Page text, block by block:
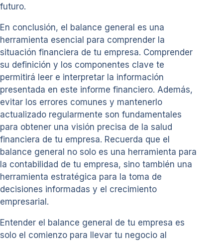
futuro.
En conclusión, el balance general es una
herramienta esencial para comprender la
situación financiera de tu empresa. Comprender
su definición y los componentes clave te
permitirá leer e interpretar la información
presentada en este informe financiero. Además,
evitar los errores comunes y mantenerlo
actualizado regularmente son fundamentales
para obtener una visión precisa de la salud
financiera de tu empresa. Recuerda que el
balance general no solo es una herramienta para
la contabilidad de tu empresa, sino también una
herramienta estratégica para la toma de
decisiones informadas y el crecimiento
empresarial.
Entender el balance general de tu empresa es
solo el comienzo para llevar tu negocio al